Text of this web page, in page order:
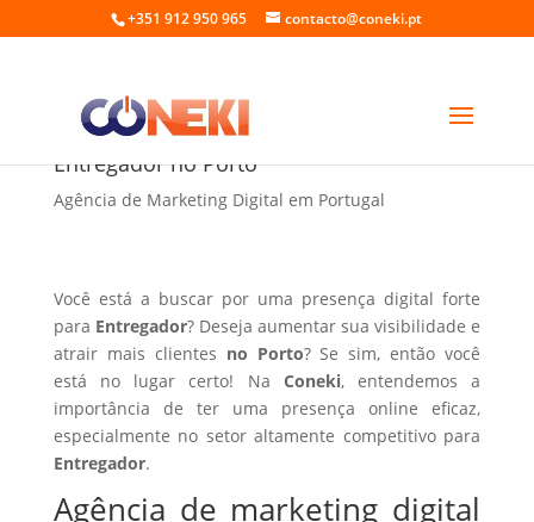
+351 912 950 965 contacto@coneki.pt
Agência de marketing digital para
Entregador no Porto
Agência de Marketing Digital em Portugal
Você está a buscar por uma presença digital forte
para Entregador? Deseja aumentar sua visibilidade e
atrair mais clientes no Porto? Se sim, então você
está no lugar certo! Na Coneki, entendemos a
importância de ter uma presença online eficaz,
especialmente no setor altamente competitivo para
Entregador.
Agência de marketing digital